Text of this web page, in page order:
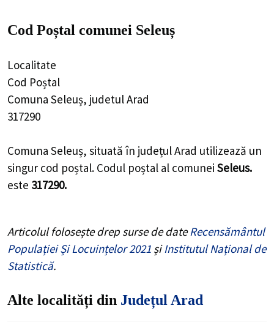
Cod Poștal comunei Seleuș
Localitate
Cod Poștal
Comuna Seleuș, judetul Arad
317290
Comuna Seleuș, situată în județul Arad utilizează un
singur cod poștal. Codul poștal al comunei Seleus.
este 317290.
Articolul folosește drep surse de dateRecensământul
Populației Și Locuințelor 2021 șiInstitutul Național de
Statistică.
Alte localități din Județul Arad